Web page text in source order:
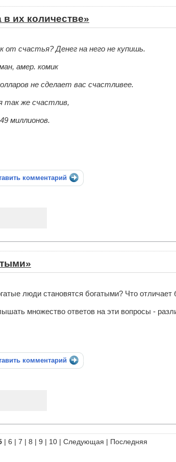
в их количестве»
от счастья? Денег на него не купишь.
амер. комик
не сделает вас счастливее.
так же счастлив,
миллионов.
комментарий
люди становятся богатыми? Что
множество ответов на эти вопросы -
комментарий
| 6 | 7 | 8 | 9 | 10 | Следующая | Последняя